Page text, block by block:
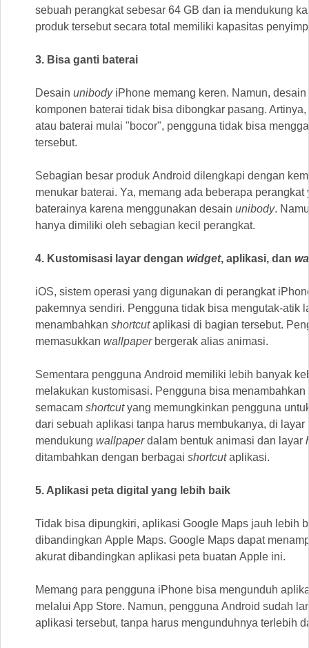
sebuah perangkat sebesar 64 GB dan ia mendukung
produk tersebut secara total memiliki kapasitas
3. Bisa ganti baterai
Desain unibodyiPhone memang keren. Namun, desain
komponen baterai tidak bisa dibongkar pasang.
atau baterai mulai "bocor", pengguna tidak bisa
tersebut.
Sebagian besar produk Android dilengkapi dengan
menukar baterai. Ya, memang ada beberapa
baterainya karena menggunakan desain unibody.
hanya dimiliki oleh sebagian kecil perangkat.
4. Kustomisasi layar dengan widget, aplikasi, dan
iOS, sistem operasi yang digunakan di perangkat
pakemnya sendiri. Pengguna tidak bisa mengutak-atik
menambahkan shortcutaplikasi di bagian tersebut.
memasukkan wallpaperbergerak alias animasi.
Sementara pengguna Android memiliki lebih banyak
melakukan kustomisasi. Pengguna bisa menambahkan
semacam shortcutyang memungkinkan pengguna
dari sebuah aplikasi tanpa harus membukanya, di layar
mendukung wallpaperdalam bentuk animasi dan layar
ditambahkan dengan berbagai shortcutaplikasi.
5. Aplikasi peta digital yang lebih baik
Tidak bisa dipungkiri, aplikasi Google Maps jauh lebih
dibandingkan Apple Maps. Google Maps dapat
akurat dibandingkan aplikasi peta buatan Apple ini.
Memang para pengguna iPhone bisa mengunduh
melalui App Store. Namun, pengguna Android sudah
aplikasi tersebut, tanpa harus mengunduhnya terlebih